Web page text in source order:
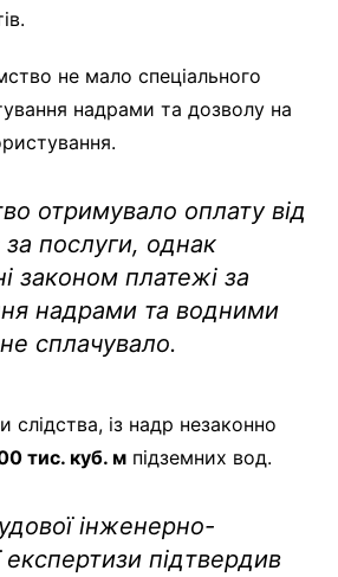
не мало спеціального
надрами та дозволу на
отримувало оплату від
за послуги, однак
законом платежі за
надрами та водними
сплачувало.
слідства, із надр незаконно
тис. куб. м підземних вод.
інженерно-
експертизи підтвердив